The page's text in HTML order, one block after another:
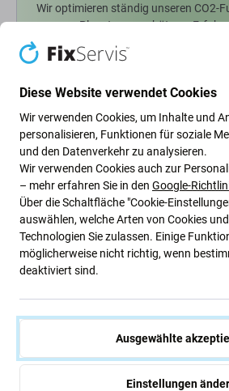
Wir optimieren ständig unseren CO2-
unseren Planeten zu schützen.
Fußabdruck zu verringern.
Weiterlesen
Newsletter-Fix
Abonnieren Sie den regelmäßigen
Neuigkeiten
Diese Website verwendet Cookies
Wir verwenden Cookies, um Inhalte und
personalisieren, Funktionen für soziale
und den Datenverkehr zu analysieren.
Wir verwenden Cookies auch zur
– mehr erfahren Sie in den Google-
Über die Schaltfläche "Cookie-
auswählen, welche Arten von Cookies
Technologien Sie zulassen. Einige
möglicherweise nicht richtig, wenn
deaktiviert sind.
Ausgewählte
Einstellungen